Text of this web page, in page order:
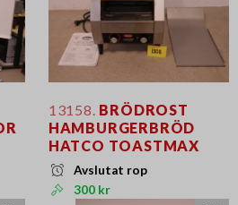
13158. BRÖDROST
HAMBURGERBRÖD
HATCO TOASTMAX
Avslutat rop
300 kr